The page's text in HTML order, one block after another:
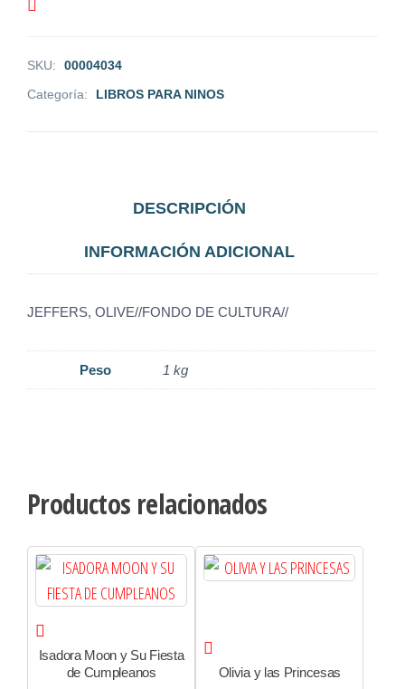
SKU:
00004034
Categoría:
LIBROS PARA NINOS
DESCRIPCIÓN
INFORMACIÓN ADICIONAL
JEFFERS, OLIVE//FONDO DE CULTURA//
Peso 1 kg
Productos relacionados
Isadora Moon y Su Fiesta
de Cumpleanos
Olivia y las Princesas